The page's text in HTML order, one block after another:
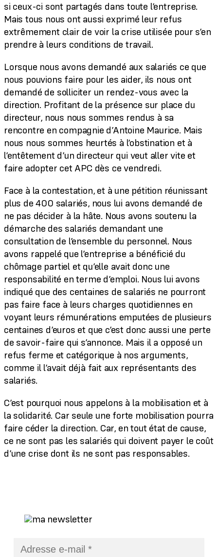
si ceux-ci sont partagés dans toute l’entreprise.
Mais tous nous ont aussi exprimé leur refus
extrêmement clair de voir la crise utilisée pour s’en
prendre à leurs conditions de travail.
Lorsque nous avons demandé aux salariés ce que
nous pouvions faire pour les aider, ils nous ont
demandé de solliciter un rendez-vous avec la
direction. Profitant de la présence sur place du
directeur, nous nous sommes rendus à sa
rencontre en compagnie d’Antoine Maurice. Mais
nous nous sommes heurtés à l’obstination et à
l’entêtement d’un directeur qui veut aller vite et
faire adopter cet APC dès ce vendredi.
Face à la contestation, et à une pétition réunissant
plus de 400 salariés, nous lui avons demandé de
ne pas décider à la hâte. Nous avons soutenu la
démarche des salariés demandant une
consultation de l’ensemble du personnel. Nous
avons rappelé que l’entreprise a bénéficié du
chômage partiel et qu’elle avait donc une
responsabilité en terme d’emploi. Nous lui avons
indiqué que des centaines de salariés ne pourront
pas faire face à leurs charges quotidiennes en
voyant leurs rémunérations emputées de plusieurs
centaines d’euros et que c’est donc aussi une perte
de savoir-faire qui s’annonce. Mais il a opposé un
refus ferme et catégorique à nos arguments,
comme il l’avait déjà fait aux représentants des
salariés.
C’est pourquoi nous appelons à la mobilisation et à
la solidarité. Car seule une forte mobilisation pourra
faire céder la direction. Car, en tout état de cause,
ce ne sont pas les salariés qui doivent payer le coût
d’une crise dont ils ne sont pas responsables.